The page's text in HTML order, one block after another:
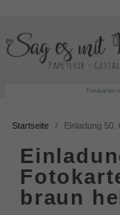
Fotokarten
Startseite Einladung
braun